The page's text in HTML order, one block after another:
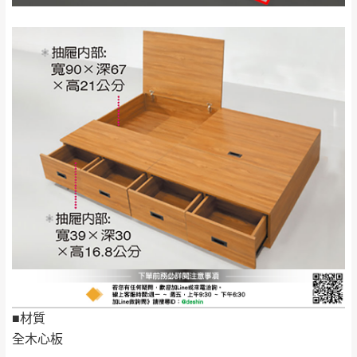
■材質
全木心板
基隆
$ 9,000以下：
NT$500元
＊A108產品另收運費
苗栗
$ 9,000以上：免
運費
$ 9,000以下：
NT$500元
＊A108產品另收運費
卓蘭鎮、三灣、通
霄山區、西湖、泰
安鄉、大湖鄉、頭
屋、獅潭鄉
配送天數：5~14天
到貨時間：指定送貨日當天以電話聯絡確認
｜周（一）配送部門固定公休無送貨｜
台北市、新北市地區固定每周(三)、(日)兩天收送貨
快速到貨商品，無法指定特定時間送達，司
機當天到貨前皆會再與您通知，讓你不用整
天在家等貨，以節省您的寶貴時間。
由於百貨公司配送較為不易，故暫無法配送
至百貨公司內部。
發票寄送：
若您選擇三聯式或索取兩聯式發票，發票將於商品
完成出貨15個工作天另行寄出，另外約加上2~7個
工作天內送達，如遇國定假日將順延寄送。
退換貨說明：
若收到不良品，請於到貨日起七日內通知本
公司客服人員，我們將為您更換新品，運費